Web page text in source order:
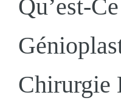
Qu’est-
Chirurgie